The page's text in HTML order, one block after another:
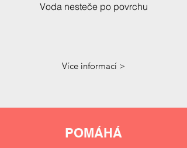
Voda nesteče po povrchu
Více informací >
POMÁHÁ